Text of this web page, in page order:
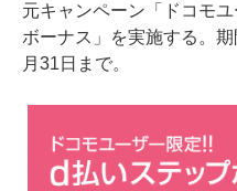
元キャンペーン「ドコモ
ボーナス」を実施する。
月31日まで。